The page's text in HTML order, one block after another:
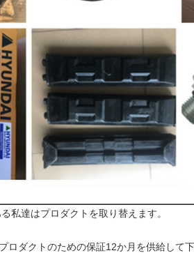
私達はプロダクトを取り替えます。
ロダクトのための保証12か月を供給して